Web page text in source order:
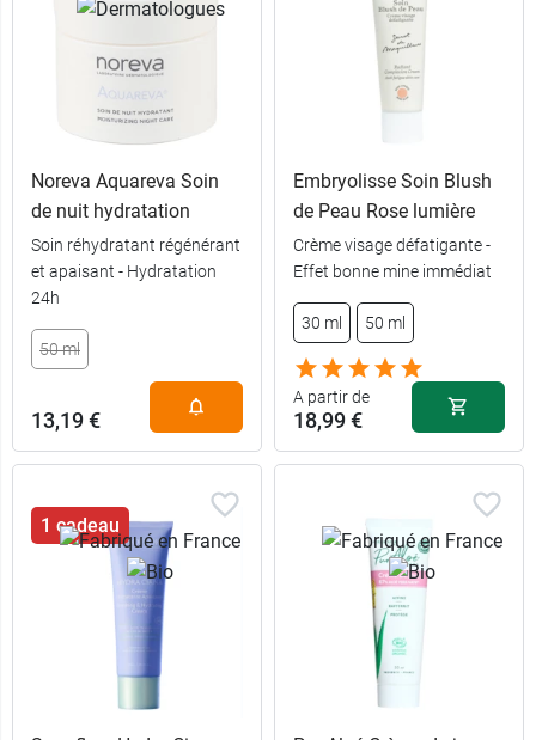
Noreva Aquareva Soin
de nuit hydratation
Soin réhydratant régénérant
et apaisant - Hydratation
24h
50 ml
13,19 €
Embryolisse Soin Blush
de Peau Rose lumière
Crème visage défatigante -
Effet bonne mine immédiat
30 ml 50 ml
A partir de
18,99 €
1 cadeau